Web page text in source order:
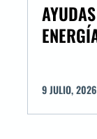
9 JULIO,2026